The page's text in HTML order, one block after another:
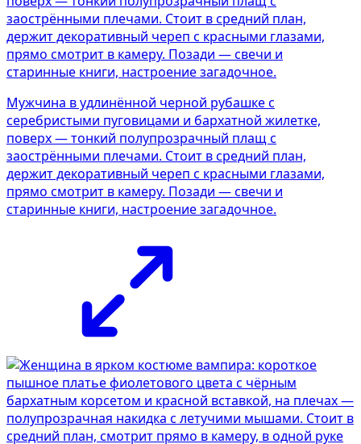
Мужчина в удлинённой черной рубашке с
серебристыми пуговицами и бархатной жилетке,
поверх — тонкий полупрозрачный плащ с
заострёнными плечами. Стоит в средний план,
держит декоративный череп с красными глазами,
прямо смотрит в камеру. Позади — свечи и
старинные книги, настроение загадочное.